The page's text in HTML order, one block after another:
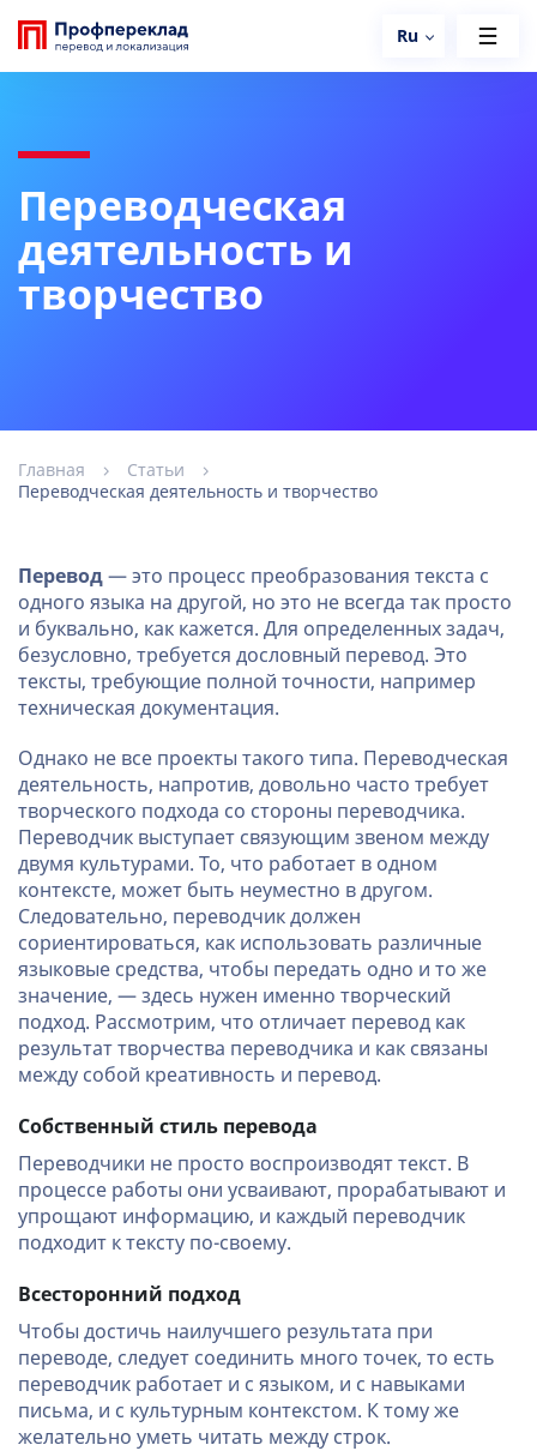
Ru
Переводческая
деятельность и
творчество
Главная
Статьи
Переводческая деятельность и творчество
Перевод — это процесс преобразования текста с
одного языка на другой, но это не всегда так просто
и буквально, как кажется. Для определенных задач,
безусловно, требуется дословный перевод. Это
тексты, требующие полной точности, например
техническая документация.
Однако не все проекты такого типа. Переводческая
деятельность, напротив, довольно часто требует
творческого подхода со стороны переводчика.
Переводчик выступает связующим звеном между
двумя культурами. То, что работает в одном
контексте, может быть неуместно в другом.
Следовательно, переводчик должен
сориентироваться, как использовать различные
языковые средства, чтобы передать одно и то же
значение, — здесь нужен именно творческий
подход. Рассмотрим, что отличает перевод как
результат творчества переводчика и как связаны
между собой креативность и перевод.
Собственный стиль перевода
Переводчики не просто воспроизводят текст. В
процессе работы они усваивают, прорабатывают и
упрощают информацию, и каждый переводчик
подходит к тексту по-своему.
Всесторонний подход
Чтобы достичь наилучшего результата при
переводе, следует соединить много точек, то есть
переводчик работает и с языком, и с навыками
письма, и с культурным контекстом. К тому же
желательно уметь читать между строк.